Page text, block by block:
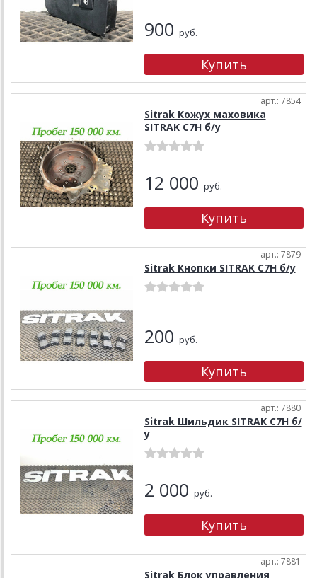
900 руб.
арт.: 7854
Sitrak Кожух маховика
SITRAK C7H б/у
12 000 руб.
арт.: 7879
Sitrak Кнопки SITRAK C7H б/у
200 руб.
арт.: 7880
Sitrak Шильдик SITRAK C7H б/
у
2 000 руб.
арт.: 7881
Sitrak Блок управления